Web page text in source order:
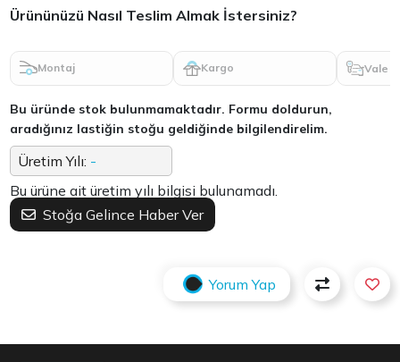
Ürününüzü Nasıl Teslim Almak İstersiniz?
Montaj Kargo Vale
Bu üründe stok bulunmamaktadır. Formu doldurun,
aradığınız lastiğin stoğu geldiğinde bilgilendirelim.
Üretim Yılı: -
Bu ürüne ait üretim yılı bilgisi bulunamadı.
Stoğa Gelince Haber Ver
Yorum Yap